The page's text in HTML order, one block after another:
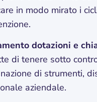
in modo mirato i
dotazioni e
di tenere sotto
di strumenti,
aziendale.